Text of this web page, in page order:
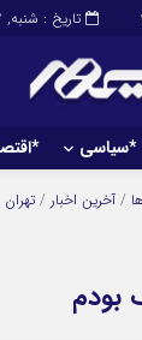
تاریخ : شنبه, ۱۷ مرداد , ۱۴۰۵
*سیاسی
/ آخرین اخبار / تهران
بودم